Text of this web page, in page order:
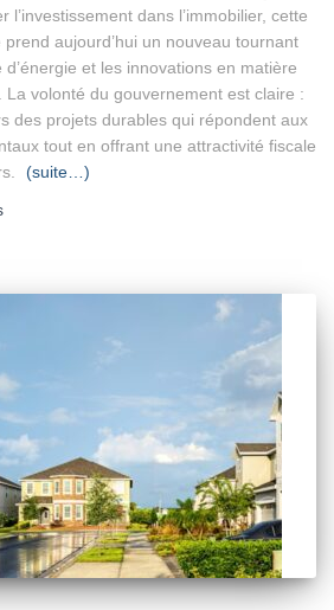
l’investissement dans l’immobilier, cette
prend aujourd’hui un nouveau tournant
d’énergie et les innovations en matière
La volonté du gouvernement est claire :
des projets durables qui répondent aux
tout en offrant une attractivité fiscale
(suite…)